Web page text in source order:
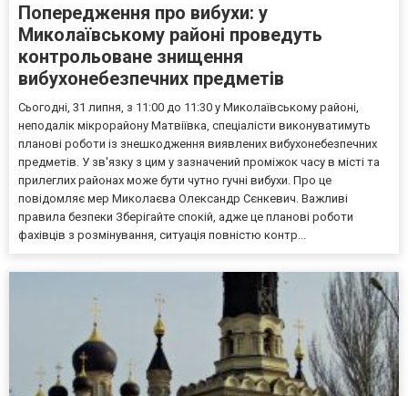
Попередження про вибухи: у
Миколаївському районі проведуть
контрольоване знищення
вибухонебезпечних предметів
Сьогодні, 31 липня, з 11:00 до 11:30 у Миколаївському районі,
неподалік мікрорайону Матвіївка, спеціалісти виконуватимуть
планові роботи із знешкодження виявлених вибухонебезпечних
предметів. У зв'язку з цим у зазначений проміжок часу в місті та
прилеглих районах може бути чутно гучні вибухи. Про це
повідомляє мер Миколаєва Олександр Сєнкевич. Важливі
правила безпеки Зберігайте спокій, адже це планові роботи
фахівців з розмінування, ситуація повністю контр...